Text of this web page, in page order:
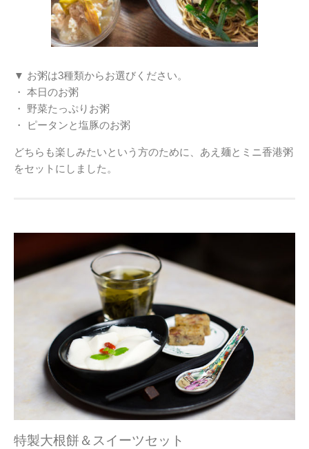
▼ お粥は3種類からお選びください。
・ 本日のお粥
・ 野菜たっぷりお粥
・ ピータンと塩豚のお粥
どちらも楽しみたいという方のために、あえ麺とミニ香港粥
をセットにしました。
特製大根餅＆スイーツセット